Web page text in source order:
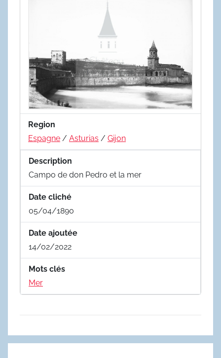
Region
Espagne / Asturias / Gijon
Description
Campo de don Pedro et la mer
Date cliché
05/04/1890
Date ajoutée
14/02/2022
Mots clés
Mer